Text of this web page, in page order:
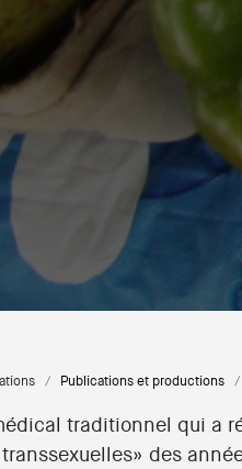
Publications et productions
traditionnel qui a
des